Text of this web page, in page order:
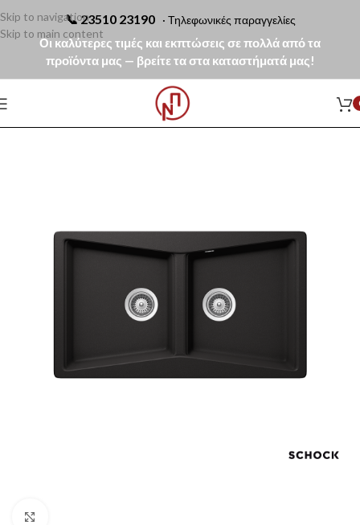
📞23510 23190 · Τηλεφωνικές παραγγελίες
Οι καλύτερες τιμές και εκπτώσεις σε πολλά από τα
προϊόντα μας — βρείτε τα στα καταστήματά μας!
Skip to navigation
Skip to main content